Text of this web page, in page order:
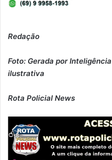
Redação
Foto: Gerada por
ilustrativa
Rota Policial News